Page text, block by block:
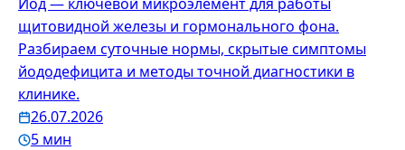
щитовидной железы и гормонального фона.
Разбираем суточные нормы, скрытые симптомы
йододефицита и методы точной диагностики в
клинике.
26.07.2026
5 мин